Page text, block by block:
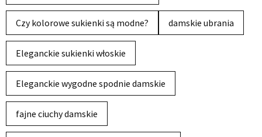
Czy kolorowe sukienki są modne? damskie ubrania
Eleganckie sukienki włoskie
Eleganckie wygodne spodnie damskie
fajne ciuchy damskie